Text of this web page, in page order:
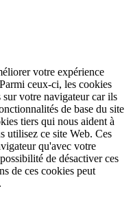
votre expérience
ceux-ci, les cookies
sur votre navigateur car ils
de base du site
tiers qui nous aident à
utilisez ce site Web. Ces
qu'avec votre
de désactiver ces
de ces cookies peut